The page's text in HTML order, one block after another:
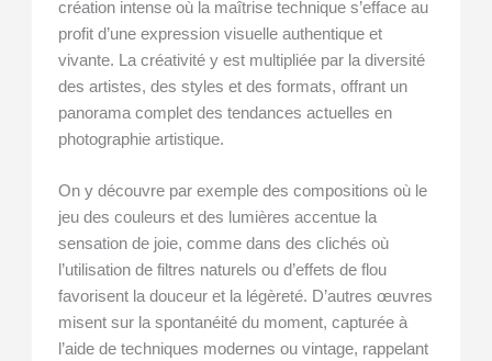
création intense où la maîtrise technique s’efface au
profit d’une expression visuelle authentique et
vivante. La créativité y est multipliée par la diversité
des artistes, des styles et des formats, offrant un
panorama complet des tendances actuelles en
photographie artistique.
On y découvre par exemple des compositions où le
jeu des couleurs et des lumières accentue la
sensation de joie, comme dans des clichés où
l’utilisation de filtres naturels ou d’effets de flou
favorisent la douceur et la légèreté. D’autres œuvres
misent sur la spontanéité du moment, capturée à
l’aide de techniques modernes ou vintage, rappelant